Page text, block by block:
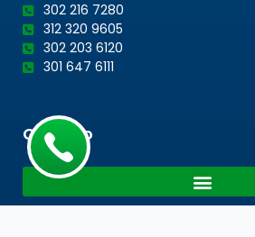
302 216 7280
312 320 9605
302 203 6120
301 647 6111
Cotacto